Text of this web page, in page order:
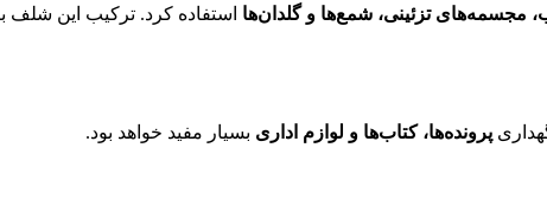
مجسمه‌های تزئینی، شمع‌ها و گلدان‌ها استفاده کرد. ترکیب این شلف
پرونده‌ها، کتاب‌ها و لوازم اداری بسیار مفید خواهد بود.